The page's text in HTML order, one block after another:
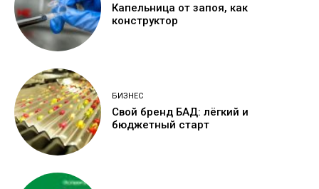
Капельница от запоя, как
конструктор
БИЗНЕС
Свой бренд БАД: лёгкий и
бюджетный старт